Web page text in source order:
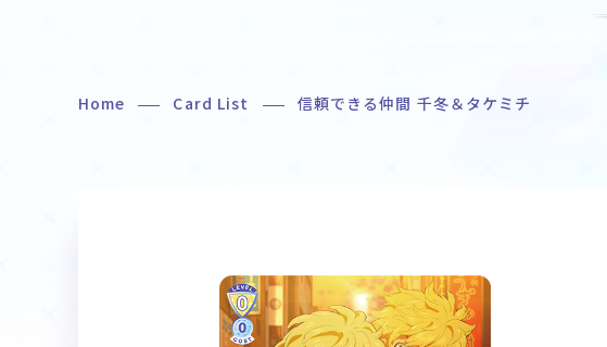
Event
イベント
Card
Home Card List 信頼できる仲間 千冬＆タケミチ